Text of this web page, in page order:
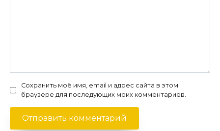
Сохранить моё имя, email и адрес сайта в этом
браузере для последующих моих комментариев.